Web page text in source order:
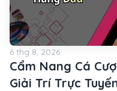
6 thg 8, 2026
Cẩm Nang Cá
Giải Trí Trực